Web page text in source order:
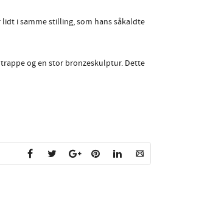
i samme stilling, som hans såkaldte
og en stor bronzeskulptur. Dette